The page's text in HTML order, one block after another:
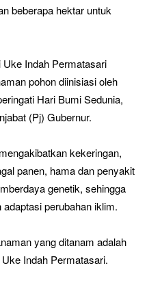
beberapa hektar untuk
Indah Permatasari
pohon diinisiasi oleh
Hari Bumi Sedunia,
(Pj) Gubernur.
kekeringan,
panen, hama dan penyakit
genetik, sehingga
perubahan iklim.
yang ditanam adalah
Indah Permatasari.